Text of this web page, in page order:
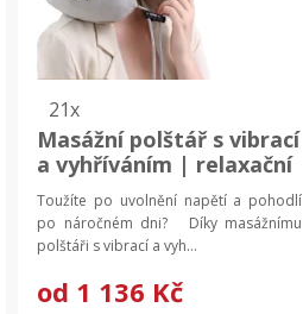
21x
Masážní polštář s vibrací
a vyhříváním | relaxační
pomůcka 2 ks
Toužíte po uvolnění napětí a pohodlí
po náročném dni? Díky masážnímu
polštáři s vibrací a vyh...
od 1 136 Kč